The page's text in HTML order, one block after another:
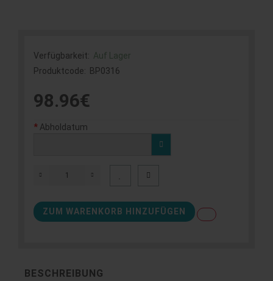
Verfügbarkeit: Auf Lager
Produktcode: BP0316
98.96€
Abholdatum
ZUM WARENKORB HINZUFÜGEN
BESCHREIBUNG